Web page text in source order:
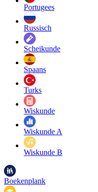
Portugees
Russisch
Scheikunde
Spaans
Turks
Wiskunde
Wiskunde A
Wiskunde B
Boekenplank